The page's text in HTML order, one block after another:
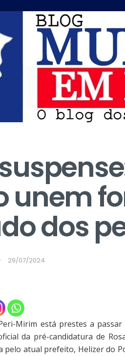
unem
dos
29/07/2024
Mirim está prestes a
da pré-candidatura de
pelo atual prefeito, Helizer do